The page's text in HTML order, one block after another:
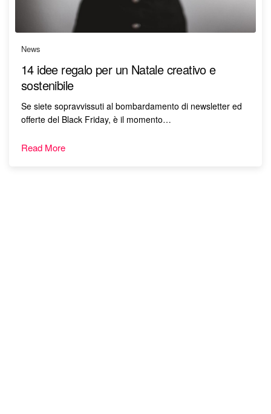
News
14 idee regalo per un Natale creativo e
sostenibile
Se siete sopravvissuti al bombardamento di newsletter ed
offerte del Black Friday, è il momento…
Read More